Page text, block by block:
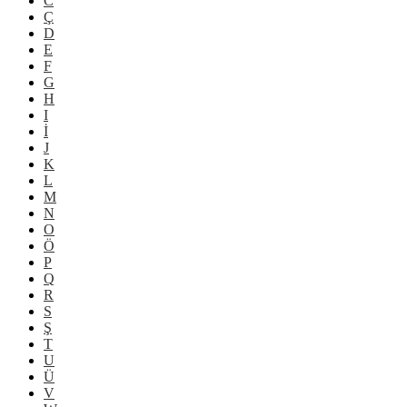
Ç
D
E
F
G
H
I
İ
J
K
L
M
N
O
Ö
P
Q
R
S
Ş
T
U
Ü
V